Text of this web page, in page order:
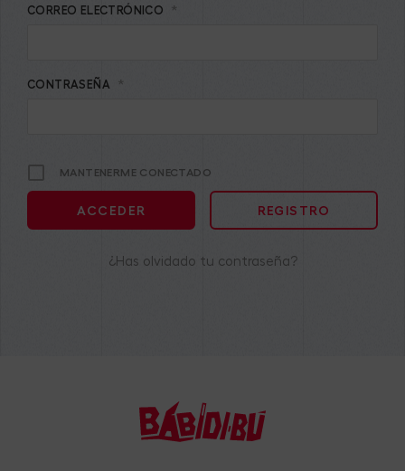
CORREO ELECTRÓNICO *
CONTRASEÑA *
MANTENERME CONECTADO
REGISTRO
¿Has olvidado tu contraseña?